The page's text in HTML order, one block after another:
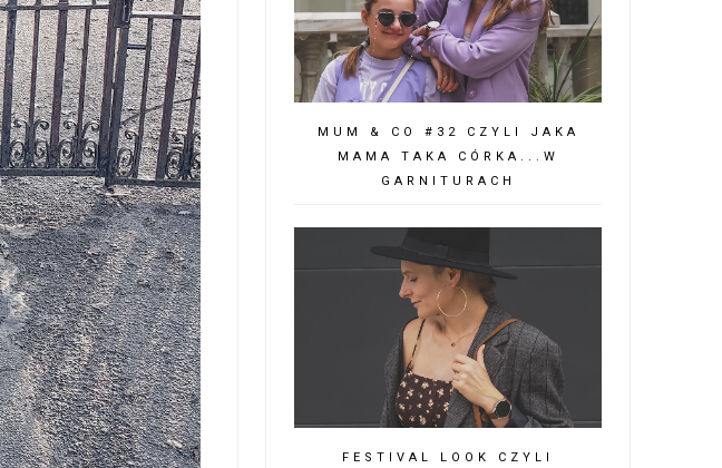
MUM & CO #32 CZYLI JAKA
MAMA TAKA CÓRKA...W
GARNITURACH
FESTIVAL LOOK CZYLI